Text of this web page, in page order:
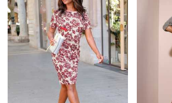
30,99 €
ZUBONPRIX